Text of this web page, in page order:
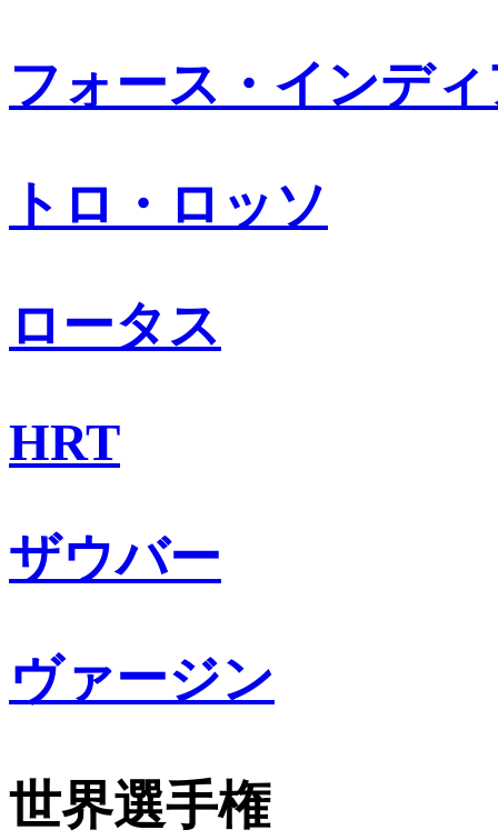
フォース・インデ
トロ・ロッソ
ロータス
HRT
ザウバー
ヴァージン
世界選手権